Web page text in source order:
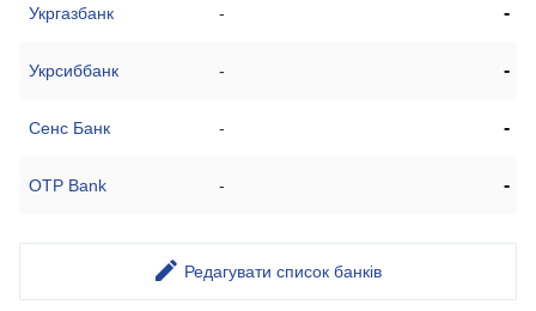
Укргазбанк - -
Укрсиббанк - -
Сенс Банк - -
OTP Bank - -
Редагувати список банків